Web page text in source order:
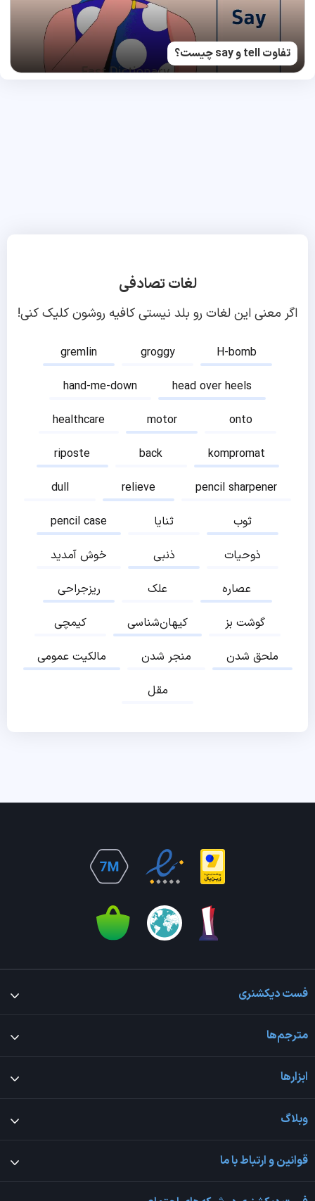
تفاوت tell و say چیست؟
لغات تصادفی
اگر معنی این لغات رو بلد نیستی کافیه روشون کلیک کنی!
gremlin groggy
H-bomb
hand-me-down
head over heels
healthcare
motor
onto
riposte
back
kompromat
dull
relieve
pencil sharpener
pencil case
ثنایا
ثوب
خوش آمدید
ذنبی
ذوحیات
ریزجراحی
علک
عصاره
کیمچی
کیهان‌شناسی
گوشت بز
مالکیت عمومی
منجر شدن
ملحق شدن
مقل
فست دیکشنری
مترجم‌ها
ابزارها
وبلاگ
قوانین و ارتباط با ما